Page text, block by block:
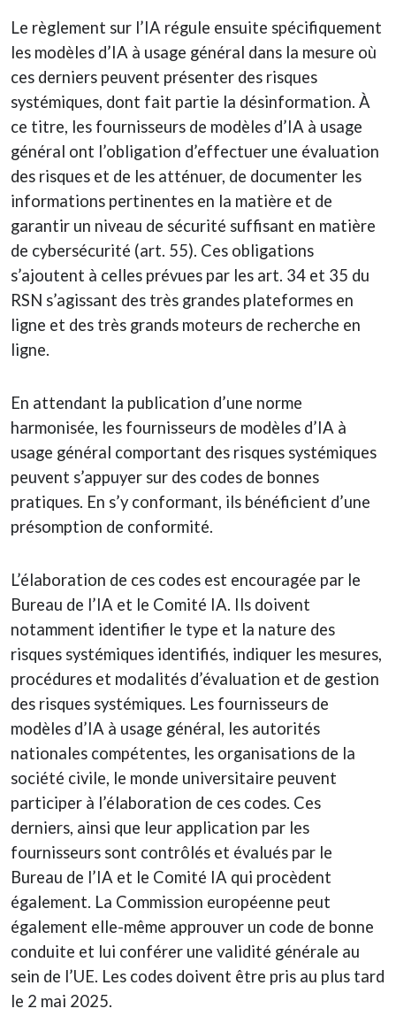
Le règlement sur l’IA régule ensuite spécifiquement
les modèles d’IA à usage général dans la mesure où
ces derniers peuvent présenter des risques
systémiques, dont fait partie la désinformation. À
ce titre, les fournisseurs de modèles d’IA à usage
général ont l’obligation d’effectuer une évaluation
des risques et de les atténuer, de documenter les
informations pertinentes en la matière et de
garantir un niveau de sécurité suffisant en matière
de cybersécurité (art. 55). Ces obligations
s’ajoutent à celles prévues par les art. 34 et 35 du
RSN s’agissant des très grandes plateformes en
ligne et des très grands moteurs de recherche en
ligne.
En attendant la publication d’une norme
harmonisée, les fournisseurs de modèles d’IA à
usage général comportant des risques systémiques
peuvent s’appuyer sur des codes de bonnes
pratiques. En s’y conformant, ils bénéficient d’une
présomption de conformité.
L’élaboration de ces codes est encouragée par le
Bureau de l’IA et le Comité IA. Ils doivent
notamment identifier le type et la nature des
risques systémiques identifiés, indiquer les mesures,
procédures et modalités d’évaluation et de gestion
des risques systémiques. Les fournisseurs de
modèles d’IA à usage général, les autorités
nationales compétentes, les organisations de la
société civile, le monde universitaire peuvent
participer à l’élaboration de ces codes. Ces
derniers, ainsi que leur application par les
fournisseurs sont contrôlés et évalués par le
Bureau de l’IA et le Comité IA qui procèdent
également. La Commission européenne peut
également elle-même approuver un code de bonne
conduite et lui conférer une validité générale au
sein de l’UE. Les codes doivent être pris au plus tard
le 2 mai 2025.